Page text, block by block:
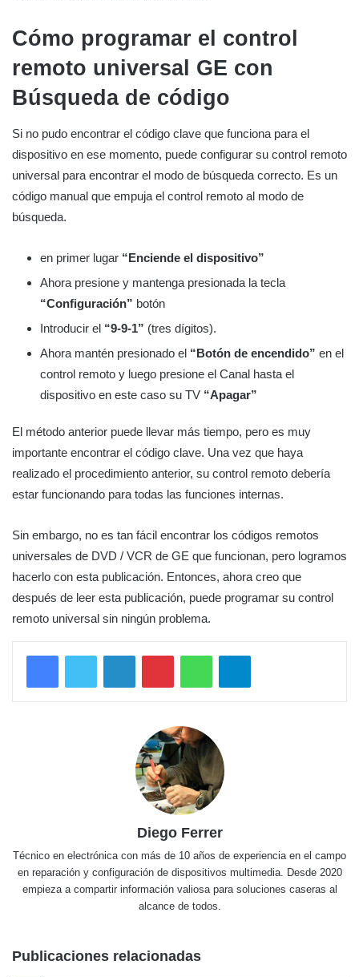
Cómo programar el control
remoto universal GE con
Búsqueda de código
Si no pudo encontrar el código clave que funciona para el
dispositivo en ese momento, puede configurar su control remoto
universal para encontrar el modo de búsqueda correcto. Es un
código manual que empuja el control remoto al modo de
búsqueda.
en primer lugar “Enciende el dispositivo”
Ahora presione y mantenga presionada la tecla
“Configuración” botón
Introducir el “9-9-1” (tres dígitos).
Ahora mantén presionado el “Botón de encendido” en el
control remoto y luego presione el Canal hasta el
dispositivo en este caso su TV “Apagar”
El método anterior puede llevar más tiempo, pero es muy
importante encontrar el código clave. Una vez que haya
realizado el procedimiento anterior, su control remoto debería
estar funcionando para todas las funciones internas.
Sin embargo, no es tan fácil encontrar los códigos remotos
universales de DVD / VCR de GE que funcionan, pero logramos
hacerlo con esta publicación. Entonces, ahora creo que
después de leer esta publicación, puede programar su control
remoto universal sin ningún problema.
LinkedInPinterestWhatsAppTelegram
Diego Ferrer
Técnico en electrónica con más de 10 años de experiencia en el campo
en reparación y configuración de dispositivos multimedia. Desde 2020
empieza a compartir información valiosa para soluciones caseras al
alcance de todos.
Publicaciones relacionadas